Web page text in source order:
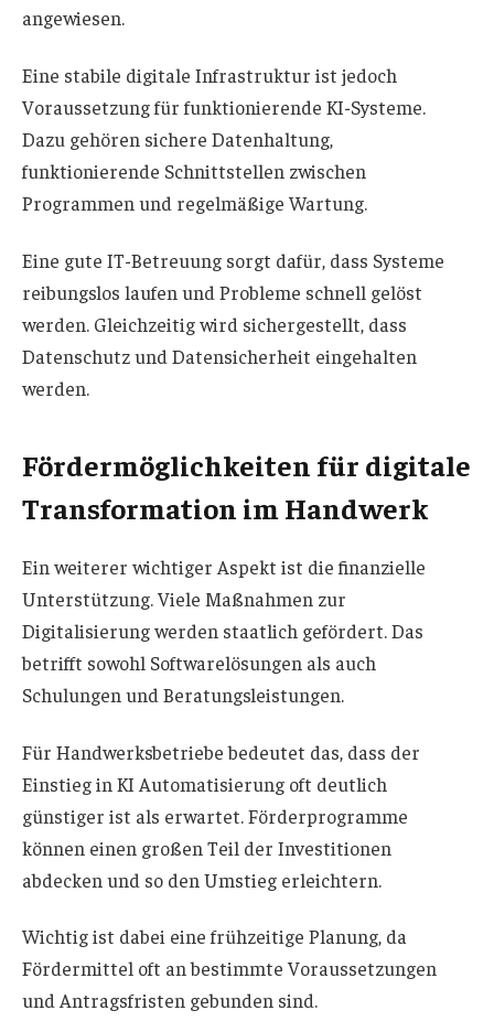
angewiesen.
Eine stabile digitale Infrastruktur ist jedoch
Voraussetzung für funktionierende KI-Systeme.
Dazu gehören sichere Datenhaltung,
funktionierende Schnittstellen zwischen
Programmen und regelmäßige Wartung.
Eine gute IT-Betreuung sorgt dafür, dass Systeme
reibungslos laufen und Probleme schnell gelöst
werden. Gleichzeitig wird sichergestellt, dass
Datenschutz und Datensicherheit eingehalten
werden.
Fördermöglichkeiten für digitale
Transformation im Handwerk
Ein weiterer wichtiger Aspekt ist die finanzielle
Unterstützung. Viele Maßnahmen zur
Digitalisierung werden staatlich gefördert. Das
betrifft sowohl Softwarelösungen als auch
Schulungen und Beratungsleistungen.
Für Handwerksbetriebe bedeutet das, dass der
Einstieg in KI Automatisierung oft deutlich
günstiger ist als erwartet. Förderprogramme
können einen großen Teil der Investitionen
abdecken und so den Umstieg erleichtern.
Wichtig ist dabei eine frühzeitige Planung, da
Fördermittel oft an bestimmte Voraussetzungen
und Antragsfristen gebunden sind.